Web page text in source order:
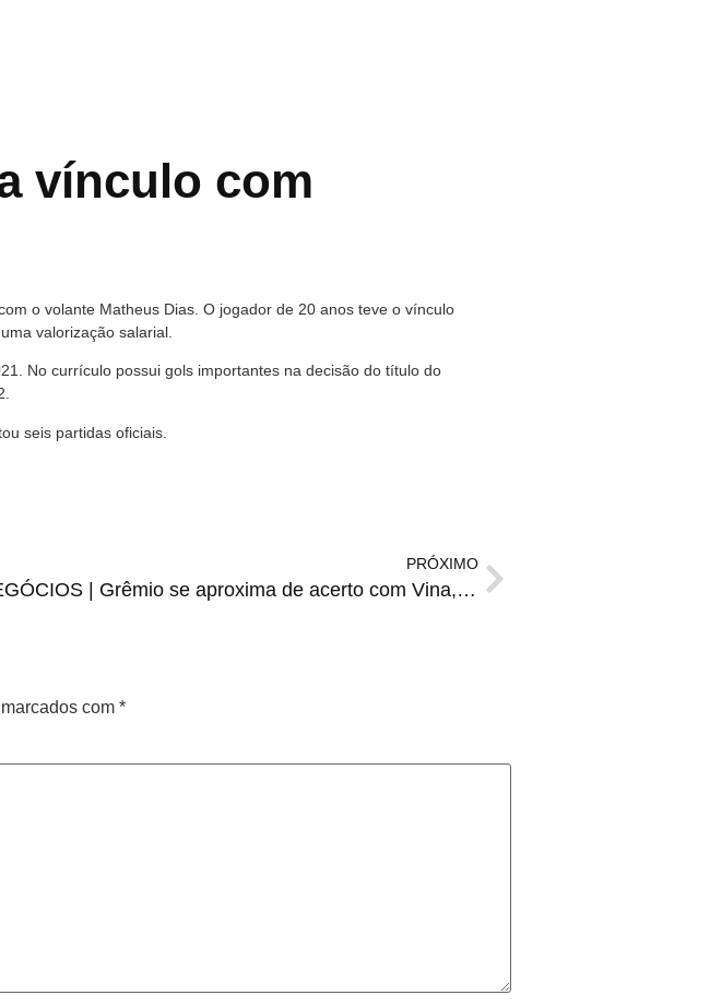
vínculo com
o volante Matheus Dias. O jogador de 20 anos teve o vínculo
valorização salarial.
No currículo possui gols importantes na decisão do título do
seis partidas oficiais.
PRÓXIMO
NEGÓCIOS | Grêmio se aproxima de acerto com Vina, do Ceará
com *